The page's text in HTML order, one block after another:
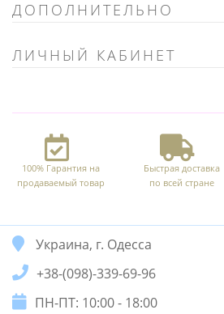
ДОПОЛНИТЕЛЬНО
ЛИЧНЫЙ КАБИНЕТ
100% Гарантия на
продаваемый товар
Быстрая доставка
по всей стране
Украина, г. Одесса
+38-(098)-339-69-96
ПН-ПТ: 10:00 - 18:00